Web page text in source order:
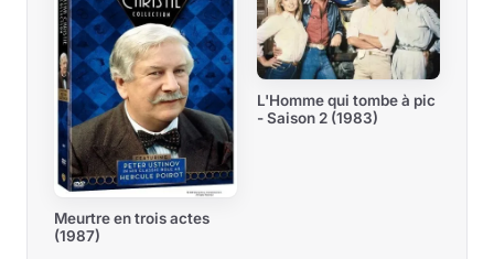
Meurtre en trois actes
(1987)
L'Homme qui tombe à pic
- Saison 2 (1983)